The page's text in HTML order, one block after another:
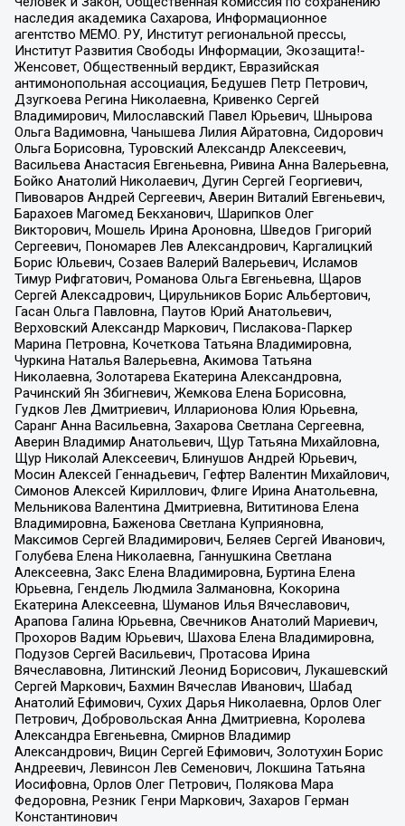
наследия академика Сахарова, Информационное
агентство МЕМО. РУ, Институт региональной прессы,
Институт Развития Свободы Информации, Экозащита!-
Женсовет, Общественный вердикт, Евразийская
антимонопольная ассоциация, Бедушев Петр Петрович,
Дзугкоева Регина Николаевна, Кривенко Сергей
Владимирович, Милославский Павел Юрьевич, Шнырова
Ольга Вадимовна, Чанышева Лилия Айратовна, Сидорович
Ольга Борисовна, Туровский Александр Алексеевич,
Васильева Анастасия Евгеньевна, Ривина Анна Валерьевна,
Бойко Анатолий Николаевич, Дугин Сергей Георгиевич,
Пивоваров Андрей Сергеевич, Аверин Виталий Евгеньевич,
Барахоев Магомед Бекханович, Шарипков Олег
Викторович, Мошель Ирина Ароновна, Шведов Григорий
Сергеевич, Пономарев Лев Александрович, Каргалицкий
Борис Юльевич, Созаев Валерий Валерьевич, Исламов
Тимур Рифгатович, Романова Ольга Евгеньевна, Щаров
Сергей Алексадрович, Цирульников Борис Альбертович,
Гасан Ольга Павловна, Паутов Юрий Анатольевич,
Верховский Александр Маркович, Пислакова-Паркер
Марина Петровна, Кочеткова Татьяна Владимировна,
Чуркина Наталья Валерьевна, Акимова Татьяна
Николаевна, Золотарева Екатерина Александровна,
Рачинский Ян Збигневич, Жемкова Елена Борисовна,
Гудков Лев Дмитриевич, Илларионова Юлия Юрьевна,
Саранг Анна Васильевна, Захарова Светлана Сергеевна,
Аверин Владимир Анатольевич, Щур Татьяна Михайловна,
Щур Николай Алексеевич, Блинушов Андрей Юрьевич,
Мосин Алексей Геннадьевич, Гефтер Валентин Михайлович,
Симонов Алексей Кириллович, Флиге Ирина Анатольевна,
Мельникова Валентина Дмитриевна, Вититинова Елена
Владимировна, Баженова Светлана Куприяновна,
Максимов Сергей Владимирович, Беляев Сергей Иванович,
Голубева Елена Николаевна, Ганнушкина Светлана
Алексеевна, Закс Елена Владимировна, Буртина Елена
Юрьевна, Гендель Людмила Залмановна, Кокорина
Екатерина Алексеевна, Шуманов Илья Вячеславович,
Арапова Галина Юрьевна, Свечников Анатолий Мариевич,
Прохоров Вадим Юрьевич, Шахова Елена Владимировна,
Подузов Сергей Васильевич, Протасова Ирина
Вячеславовна, Литинский Леонид Борисович, Лукашевский
Сергей Маркович, Бахмин Вячеслав Иванович, Шабад
Анатолий Ефимович, Сухих Дарья Николаевна, Орлов Олег
Петрович, Добровольская Анна Дмитриевна, Королева
Александра Евгеньевна, Смирнов Владимир
Александрович, Вицин Сергей Ефимович, Золотухин Борис
Андреевич, Левинсон Лев Семенович, Локшина Татьяна
Иосифовна, Орлов Олег Петрович, Полякова Мара
Федоровна, Резник Генри Маркович, Захаров Герман
Константинович